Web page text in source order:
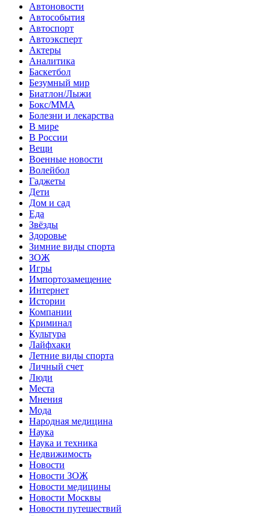
Автоновости
Автособытия
Автоспорт
Автоэксперт
Актеры
Аналитика
Баскетбол
Безумный мир
Биатлон/Лыжи
Бокс/MMA
Болезни и лекарства
В мире
В России
Вещи
Военные новости
Волейбол
Гаджеты
Дети
Дом и сад
Еда
Звёзды
Здоровье
Зимние виды спорта
ЗОЖ
Игры
Импортозамещение
Интернет
Истории
Компании
Криминал
Культура
Лайфхаки
Летние виды спорта
Личный счет
Люди
Места
Мнения
Мода
Народная медицина
Наука
Наука и техника
Недвижимость
Новости
Новости ЗОЖ
Новости медицины
Новости Москвы
Новости путешествий